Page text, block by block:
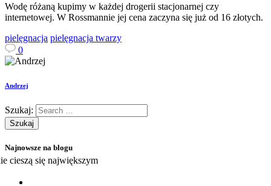
Wodę różaną kupimy w każdej drogerii stacjonarnej czy
internetowej. W Rossmannie jej cena zaczyna się już od 16 złotych.
pielęgnacja pielęgnacja twarzy
0
Andrzej
Szukaj:
Najnowsze na blogu